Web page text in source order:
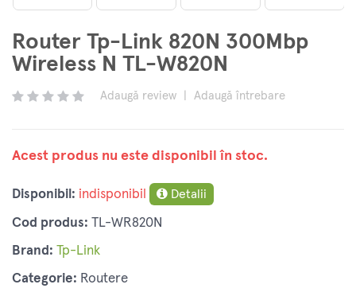
Router Tp-Link 820N 300Mbp
Wireless N TL-W820N
Adaugă review Adaugă întrebare
Acest produs nu este disponibil în stoc.
Disponibil: indisponibil Detalii
Cod produs: TL-WR820N
Brand: Tp-Link
Categorie: Routere